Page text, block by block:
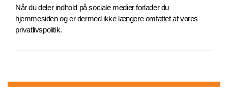
Når du deler indhold på sociale medier forlader du
hjemmesiden og er dermed ikke længere omfattet af vores
privatlivspolitik.